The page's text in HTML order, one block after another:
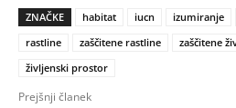
ZNAČKE habitat iucn izumiranje
rastline
zaščitene rastline zaščitene
življenski prostor
Prejšnji članek